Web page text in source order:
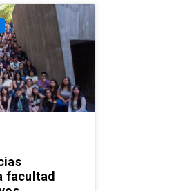
facultad